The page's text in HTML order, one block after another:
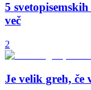
5
več
2
Je velik greh, če